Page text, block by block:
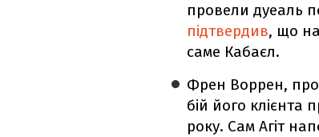
провели дуеаль
підтвердив, що
саме Кабаєл.
Френ Воррен,
бій його клієнта
року. Сам Агіт